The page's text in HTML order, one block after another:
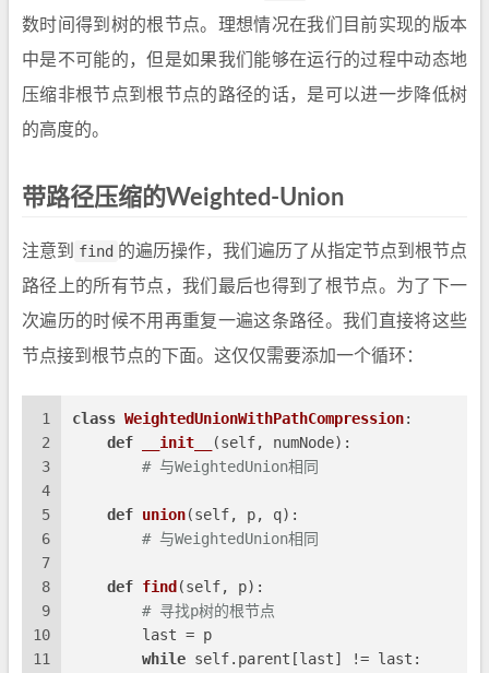
数时间得到树的根节点。理想情况在我们目前实现的版本
中是不可能的，但是如果我们能够在运行的过程中动态地
压缩非根节点到根节点的路径的话，是可以进一步降低树
的高度的。
带路径压缩的Weighted-Union
注意到 find 的遍历操作，我们遍历了从指定节点到根节点
路径上的所有节点，我们最后也得到了根节点。为了下一
次遍历的时候不用再重复一遍这条路径。我们直接将这些
节点接到根节点的下面。这仅仅需要添加一个循环：
1
2
3
4
5
6
7
8
9
10
11
class WeightedUnionWithPathCompression:
def
__init__ (self, numNode):
# 与WeightedUnion相同
def union(self, p, q):
# 与WeightedUnion相同
def find (self, p):
# 寻找p树的根节点
        last = p
while self.parent[last] != last: